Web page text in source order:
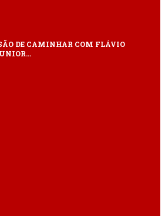
DE CAMINHAR COM FLÁVIO